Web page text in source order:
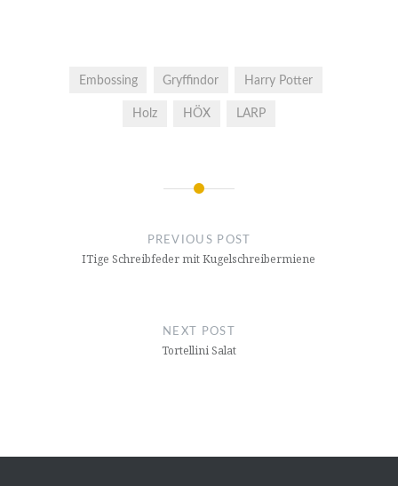
Embossing Gryffindor Harry Potter
Holz HÖX LARP
PREVIOUS POST
ITige Schreibfeder mit Kugelschreibermiene
NEXT POST
Tortellini Salat